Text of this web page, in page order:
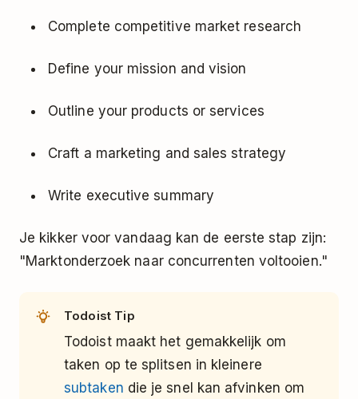
Complete competitive market research
Define your mission and vision
Outline your products or services
Craft a marketing and sales strategy
Write executive summary
Je kikker voor vandaag kan de eerste stap zijn:
"Marktonderzoek naar concurrenten voltooien."
Todoist Tip
Todoist maakt het gemakkelijk om
taken op te splitsen in kleinere
subtaken die je snel kan afvinken om